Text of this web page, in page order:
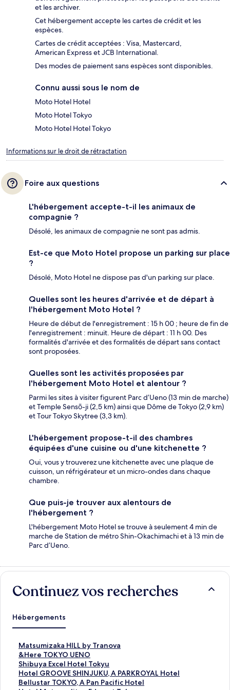
et les archiver.
Cet hébergement accepte les cartes de crédit et les
espèces.
Cartes de crédit acceptées : Visa, Mastercard,
American Express et JCB International.
Des modes de paiement sans espèces sont disponibles.
Connu aussi sous le nom de
Moto Hotel Hotel
Moto Hotel Tokyo
Moto Hotel Hotel Tokyo
Informations sur le droit de rétractation
Foire aux questions
L'hébergement accepte-t-il les animaux de
compagnie ?
Désolé, les animaux de compagnie ne sont pas admis.
Est-ce que Moto Hotel propose un parking sur place
?
Désolé, Moto Hotel ne dispose pas d'un parking sur place.
Quelles sont les heures d'arrivée et de départ à
l'hébergement Moto Hotel ?
Heure de début de l'enregistrement : 15 h 00 ; heure de fin de
l'enregistrement : minuit. Heure de départ : 11 h 00. Des
formalités d'arrivée et des formalités de départ sans contact
sont proposées.
Quelles sont les activités proposées par
l'hébergement Moto Hotel et alentour ?
Parmi les sites à visiter figurent Parc d’Ueno (13 min de marche)
et Temple Sensō-ji (2,5 km) ainsi que Dôme de Tokyo (2,9 km)
et Tour Tokyo Skytree (3,3 km).
L'hébergement propose-t-il des chambres
équipées d'une cuisine ou d'une kitchenette ?
Oui, vous y trouverez une kitchenette avec une plaque de
cuisson, un réfrigérateur et un micro-ondes dans chaque
chambre.
Que puis-je trouver aux alentours de
l'hébergement ?
L'hébergement Moto Hotel se trouve à seulement 4 min de
marche de Station de métro Shin-Okachimachi et à 13 min de
Parc d’Ueno.
Continuez vos recherches
Hébergements
Matsumizaka HILL by Tranova
L
i
e
n
o
&Here TOKYO UENO
L
i
e
n
Shibuya Excel Hotel Tokyu
L
i
e
Hotel GROOVE SHINJUKU, A PARKROYAL Hotel
L
iBellustar TOKYO, A Pan Pacific Hotel
L